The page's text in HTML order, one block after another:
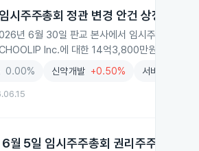
시주주총회 정관 변경 안건 상정
년 6월 30일 판교 본사에서 임시주주총회를
Inc.에 대한 14억3,800만원(USD
0.00% 신약개발 +0.50% 서비스
월 5일 임시주주총회 권리주주 확정